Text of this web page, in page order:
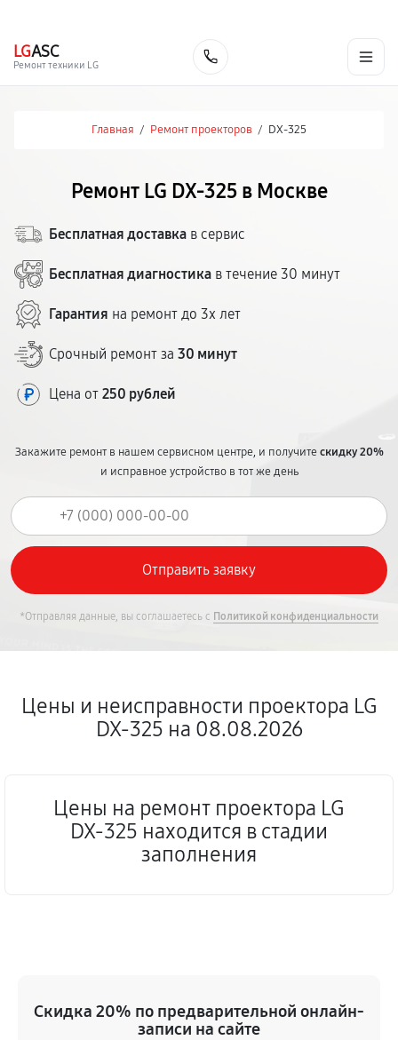
LGASC
Ремонт техники LG
Главная / Ремонт проекторов / DX-325
Ремонт LG DX-325 в Москве
Бесплатная доставка в сервис
Бесплатная диагностика в течение 30 минут
Гарантия на ремонт до 3х лет
Срочный ремонт за 30 минут
Цена от 250 рублей
Закажите ремонт в нашем сервисном центре, и получитескидку 20%
и исправное устройство в тот же день
*Отправляя данные, вы соглашаетесь с Политикой конфиденциальности
Цены и неисправности проектора LG
DX-325 на 08.08.2026
Цены на ремонт проектора LG
DX-325 находится в стадии
заполнения
Скидка 20% по предварительной онлайн-
записи на сайте